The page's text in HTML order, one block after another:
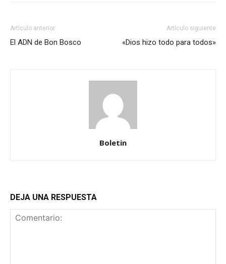
Artículo anterior
El ADN de Bon Bosco
Artículo siguiente
«Dios hizo todo para todos»
Boletin
DEJA UNA RESPUESTA